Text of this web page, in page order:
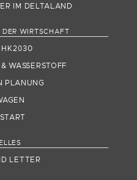
IM DELTALAND
WIRTSCHAFT
HK2030
WASSERSTOFF
PLANUNG
LETTER